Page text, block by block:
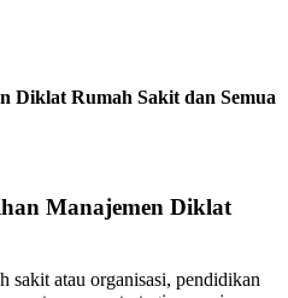
Diklat Rumah Sakit dan Semua
Manajemen Diklat
sakit atau organisasi, pendidikan